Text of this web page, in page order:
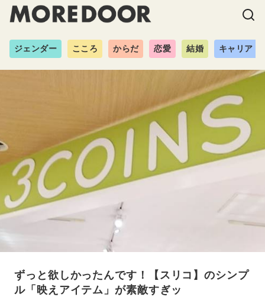
ジェンダー こころ からだ 恋愛 結婚 キャリア
ずっと欲しかったんです！【スリコ】のシンプ
ル「映えアイテム」が素敵すぎッ